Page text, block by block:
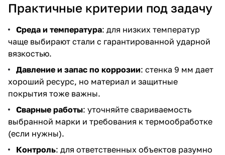
Практичные критерии под задачу
Среда и температура: для низких температур
чаще выбирают стали с гарантированной ударной
вязкостью.
Давление и запас по коррозии: стенка 9 мм дает
хороший ресурс, но материал и защитные
покрытия тоже важны.
Сварные работы: уточняйте свариваемость
выбранной марки и требования к термообработке
(если нужны).
Контроль: для ответственных объектов разумно